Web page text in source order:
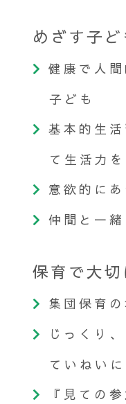
めざす子ど
健康で人
子ども
基本的生
て生活力
意欲的に
仲間と一
保育で大
集団保育
じっくり
ていねいに
『見ての